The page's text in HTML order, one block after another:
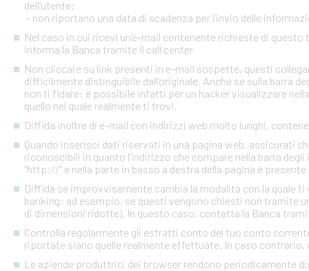
dell’utente;
- non riportano una data di scadenza per l’invio delle
Nel caso in cui ricevi un’e-mail contenente richieste di
informa la Banca tramite il call center
Non cliccare su link presenti in e-mail sospette, questi
difficilmente distinguibile dall’originale. Anche se sulla barra
non ti fidare: è possibile infatti per un hacker visualizzare
quello nel quale realmente ti trovi.
Diffida inoltre di e-mail con indirizzi web molto lunghi,
Quando inserisci dati riservati in una pagina web, assicurati
riconoscibili in quanto l’indirizzo che compare nella barra
“http://” e nella parte in basso a destra della pagina è
Diffida se improvvisamente cambia la modalità con la quale
banking: ad esempio, se questi vengono chiesti non tramite
di dimensioni ridotte). In questo caso, contatta la Banca
Controlla regolarmente gli estratti conto del tuo conto
riportate siano quelle realmente effettuate. In caso
Le aziende produttrici dei browser rendono periodicamente